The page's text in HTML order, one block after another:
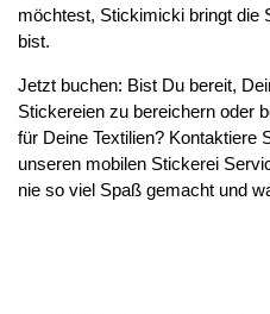
möchtest, Stickimicki bringt die
bist.
Jetzt buchen: Bist Du bereit,
Stickereien zu bereichern oder
für Deine Textilien? Kontaktiere
unseren mobilen Stickerei
nie so viel Spaß gemacht und